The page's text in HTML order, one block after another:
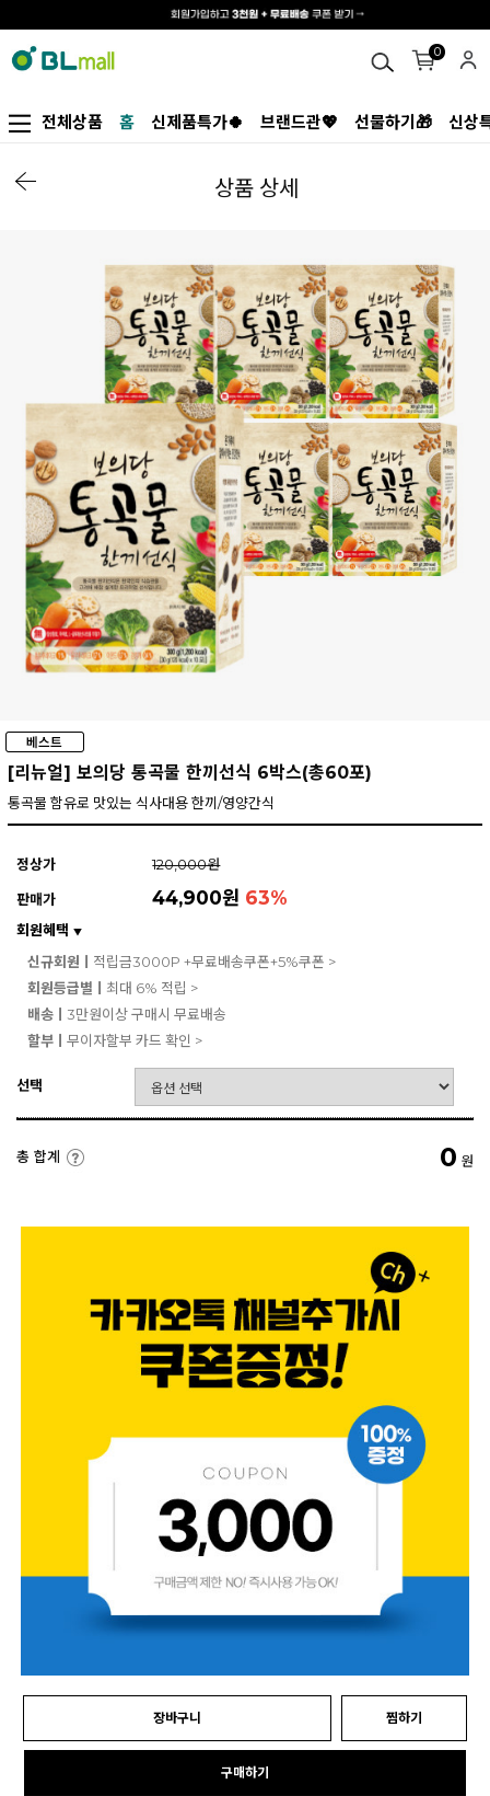
0
전체상품 홈 신제품특가🍀 브랜드관💖 선물하기🎁 신상
상품 상세
[리뉴얼] 보의당 통곡물 한끼선식 6박스(총60포)
통곡물 함유로 맛있는 식사대용 한끼/영양간식
정상가
120,000원
판매가
44,900원 63%
회원혜택 ▼
신규회원ㅣ 적립금3000P +무료배송쿠폰+5%쿠폰 >
회원등급별ㅣ 최대 6% 적립 >
배송ㅣ 3만원이상 구매시 무료배송
할부ㅣ 무이자할부 카드 확인 >
선택
총 합계 0 원
장바구니 찜하기
구매하기